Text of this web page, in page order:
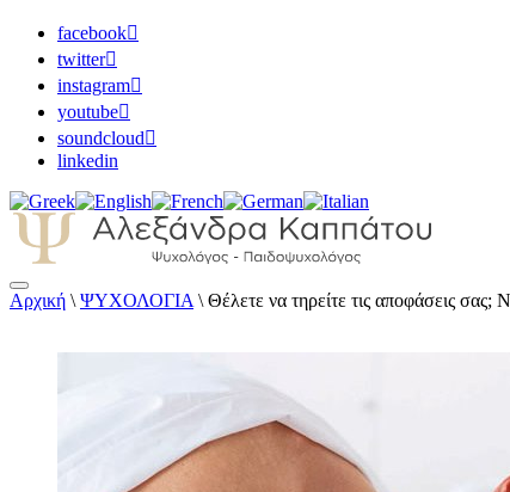
facebook
twitter
instagram
youtube
soundcloud
linkedin
Αλεξάνδρα Καππάτου Ψυχολόγος –
Αρχική \ ΨΥΧΟΛΟΓΙΑ \ Θέλετε να τηρείτε τις αποφάσεις σας;